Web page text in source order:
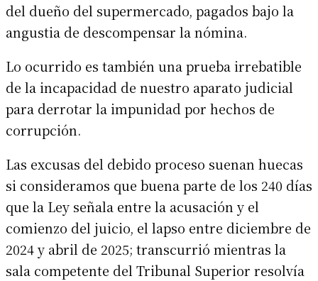
del dueño del supermercado, pagados bajo la
angustia de descompensar la nómina.
Lo ocurrido es también una prueba irrebatible
de la incapacidad de nuestro aparato judicial
para derrotar la impunidad por hechos de
corrupción.
Las excusas del debido proceso suenan huecas
si consideramos que buena parte de los 240 días
que la Ley señala entre la acusación y el
comienzo del juicio, el lapso entre diciembre de
2024 y abril de 2025; transcurrió mientras la
sala competente del Tribunal Superior resolvía